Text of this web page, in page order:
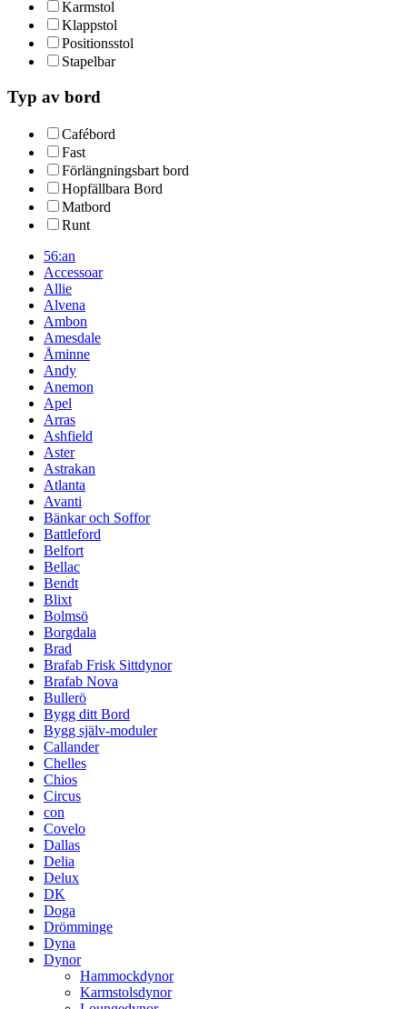
Karmstol
Klappstol
Positionsstol
Stapelbar
Typ av bord
Cafébord
Fast
Förlängningsbart bord
Hopfällbara Bord
Matbord
Runt
56:an
Accessoar
Allie
Alvena
Ambon
Amesdale
Åminne
Andy
Anemon
Apel
Arras
Ashfield
Aster
Astrakan
Atlanta
Avanti
Bänkar och Soffor
Battleford
Belfort
Bellac
Bendt
Blixt
Bolmsö
Borgdala
Brad
Brafab Frisk Sittdynor
Brafab Nova
Bullerö
Bygg ditt Bord
Bygg själv-moduler
Callander
Chelles
Chios
Circus
con
Covelo
Dallas
Delia
Delux
DK
Doga
Drömminge
Dyna
Dynor
Hammockdynor
Karmstolsdynor